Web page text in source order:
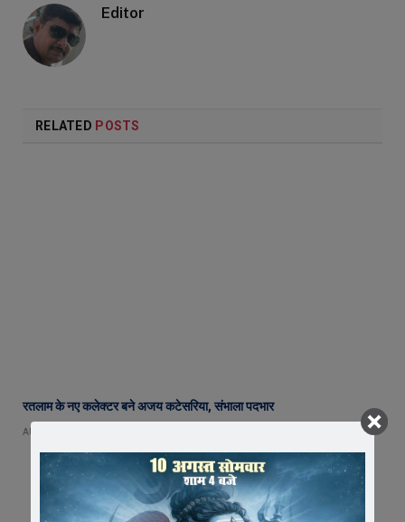
Editor
RELATED POSTS
रतलाम के नए कलेक्टर बने अजय कटेसरिया, संभाला पदभार
AUGUST 4, 2026